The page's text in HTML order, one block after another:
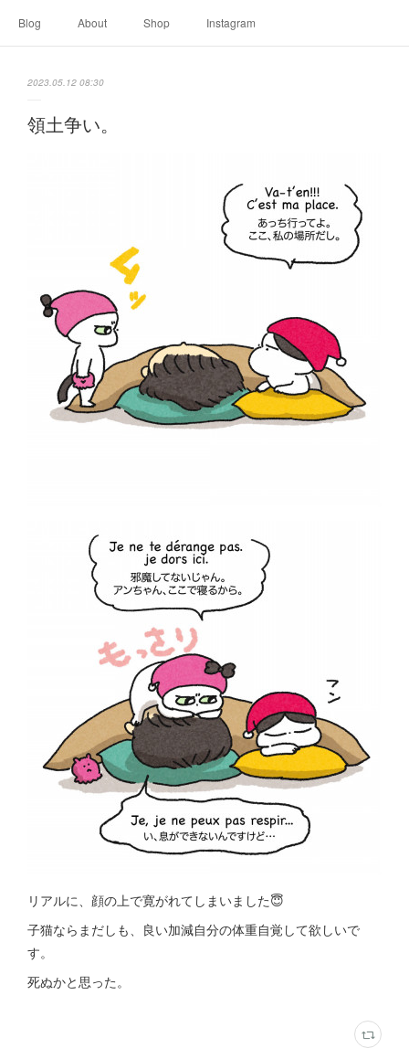
Blog About Shop Instagram
2023.05.12 08:30
領土争い。
リアルに、顔の上で寛がれてしまいました😇
子猫ならまだしも、良い加減自分の体重自覚して欲しいで
す。
死ぬかと思った。